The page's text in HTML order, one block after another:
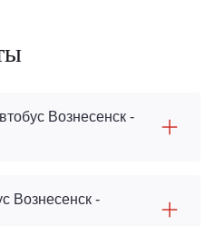
Вознесенск -
Вознесенск -